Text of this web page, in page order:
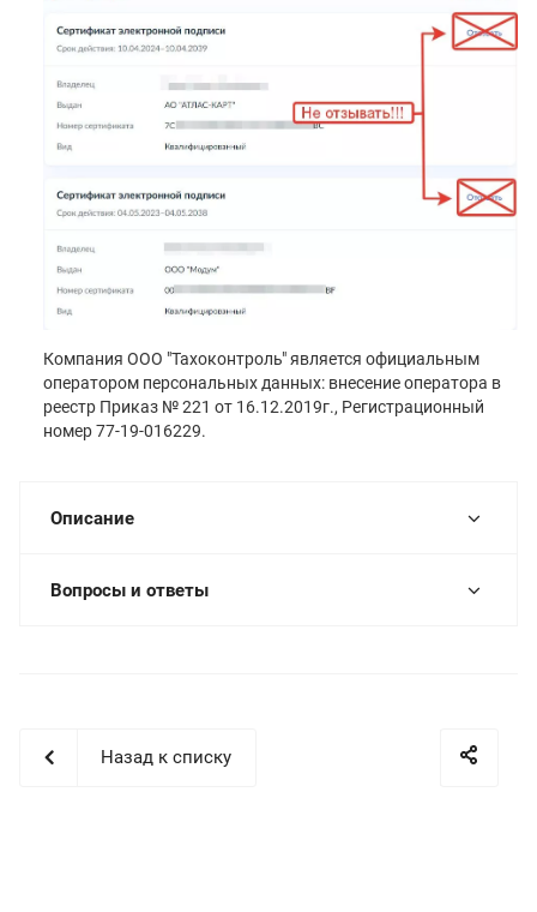
Компания ООО "Тахоконтроль" является официальным
оператором персональных данных: внесение оператора в
реестр Приказ № 221 от 16.12.2019г., Регистрационный
номер 77-19-016229.
Описание
Вопросы и ответы
Назад к списку